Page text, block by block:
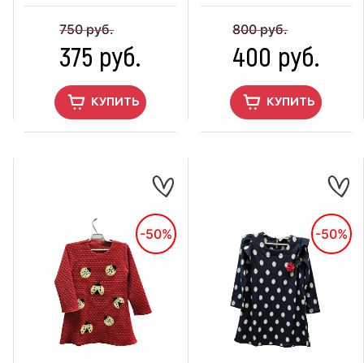
750 руб.
375 руб.
КУПИТЬ
800 руб.
400 руб.
КУПИТЬ
-50% -50%